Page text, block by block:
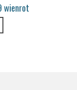
wienrot